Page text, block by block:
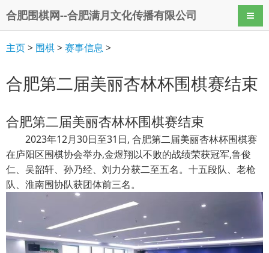
合肥围棋网--合肥满月文化传播有限公司 导航
主页> 围棋>赛事信息 >
合肥第二届美丽杏林杯围棋赛结束
合肥第二届美丽杏林杯围棋赛结束
2023年12月30日至31日, 合肥第二届美丽杏林杯围棋赛
在庐阳区围棋协会举办,金煜翔以不败的战绩荣获冠军,鲁俊
仁、吴韶轩、孙乃经、刘力分获二至五名。十五段队、老枪
队、淮南围协队获团体前三名。